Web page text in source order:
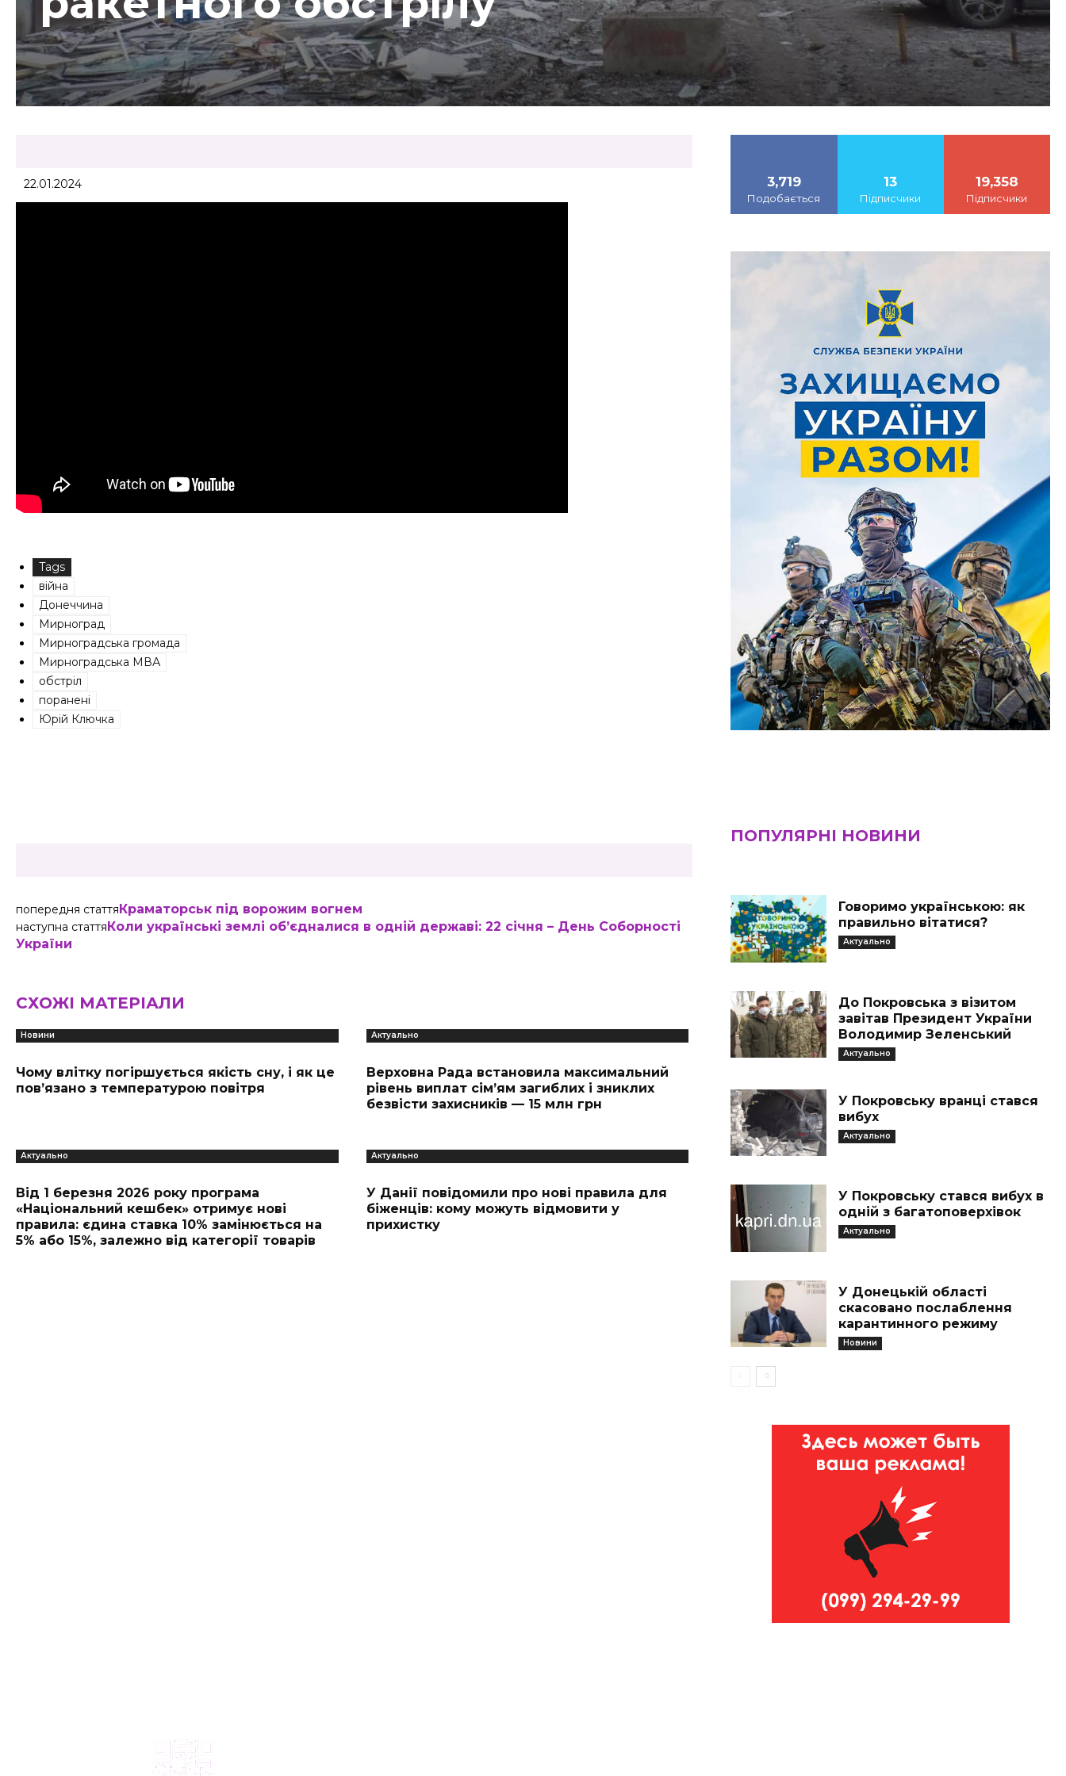
22.01.2024
Tags
війна
Донеччина
Мирноград
Мирноградська громада
Мирноградська МВА
обстріл
поранені
Юрій Ключка
попередня статтяКраматорськ під ворожим вогнем
наступна статтяКоли українські землі об’єдналися в одній державі: 22 січня – День Соборності
України
СХОЖІ МАТЕРІАЛИ
Новини
Чому влітку погіршується якість сну, і як це
пов’язано з температурою повітря
Актуально
Верховна Рада встановила максимальний
рівень виплат сім’ям загиблих і зниклих
безвісти захисників — 15 млн грн
Актуально
Від 1 березня 2026 року програма
«Національний кешбек» отримує нові
правила: єдина ставка 10% замінюється на
5% або 15%, залежно від категорії товарів
Актуально
У Данії повідомили про нові правила для
біженців: кому можуть відмовити у
прихистку
3,719
Подобається
13
Підписчики
19,358
Підписчики
ПОПУЛЯРНІ НОВИНИ
Говоримо українською: як
правильно вітатися?
Актуально
До Покровська з візитом
завітав Президент України
Володимир Зеленський
Актуально
У Покровську вранці стався
вибух
Актуально
У Покровську стався вибух в
одній з багатоповерхівок
Актуально
У Донецькій області
скасовано послаблення
карантинного режиму
Новини